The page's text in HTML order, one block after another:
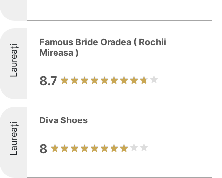
Laureați
Famous Bride Oradea ( Rochii
Mireasa )
8.7
Laureați
Diva Shoes
8